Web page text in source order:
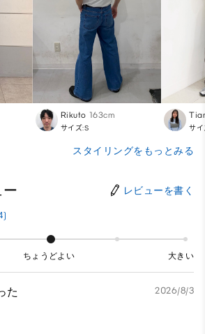
Rikuto 163cm
サイズ:S サ
スタイリングをもっとみる
レビューを書く
ちょうどよい 大きい
た 2026/8/3